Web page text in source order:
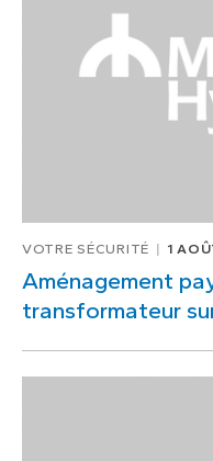
VOTRE SÉCURITÉ 1
Aménagement
transformateur